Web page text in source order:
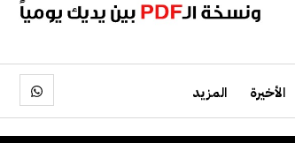
الأخيرة المزيد